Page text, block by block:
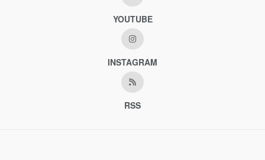
YOUTUBE
INSTAGRAM
RSS